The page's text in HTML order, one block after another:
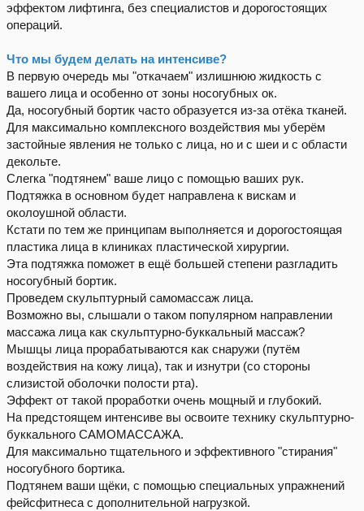
эффектом лифтинга, без специалистов и дорогостоящих
операций.
Что мы будем делать на интенсиве?
В первую очередь мы "откачаем" излишнюю жидкость с
вашего лица и особенно от зоны носогубных ок.
Да, носогубный бортик часто образуется из-за отёка тканей.
Для максимально комплексного воздействия мы уберём
застойные явления не только с лица, но и с шеи и с области
декольте.
Слегка "подтянем" ваше лицо с помощью ваших рук.
Подтяжка в основном будет направлена к вискам и
околоушной области.
Кстати по тем же принципам выполняется и дорогостоящая
пластика лица в клиниках пластической хирургии.
Эта подтяжка поможет в ещё большей степени разгладить
носогубный бортик.
Проведем скульптурный самомассаж лица.
Возможно вы, слышали о таком популярном направлении
массажа лица как скульптурно-буккальный массаж?
Мышцы лица прорабатываются как снаружи (путём
воздействия на кожу лица), так и изнутри (со стороны
слизистой оболочки полости рта).
Эффект от такой проработки очень мощный и глубокий.
На предстоящем интенсиве вы освоите технику скульптурно-
буккального САМОМАССАЖА.
Для максимально тщательного и эффективного "стирания"
носогубного бортика.
Подтянем ваши щёки, с помощью специальных упражнений
фейсфитнеса с дополнительной нагрузкой.